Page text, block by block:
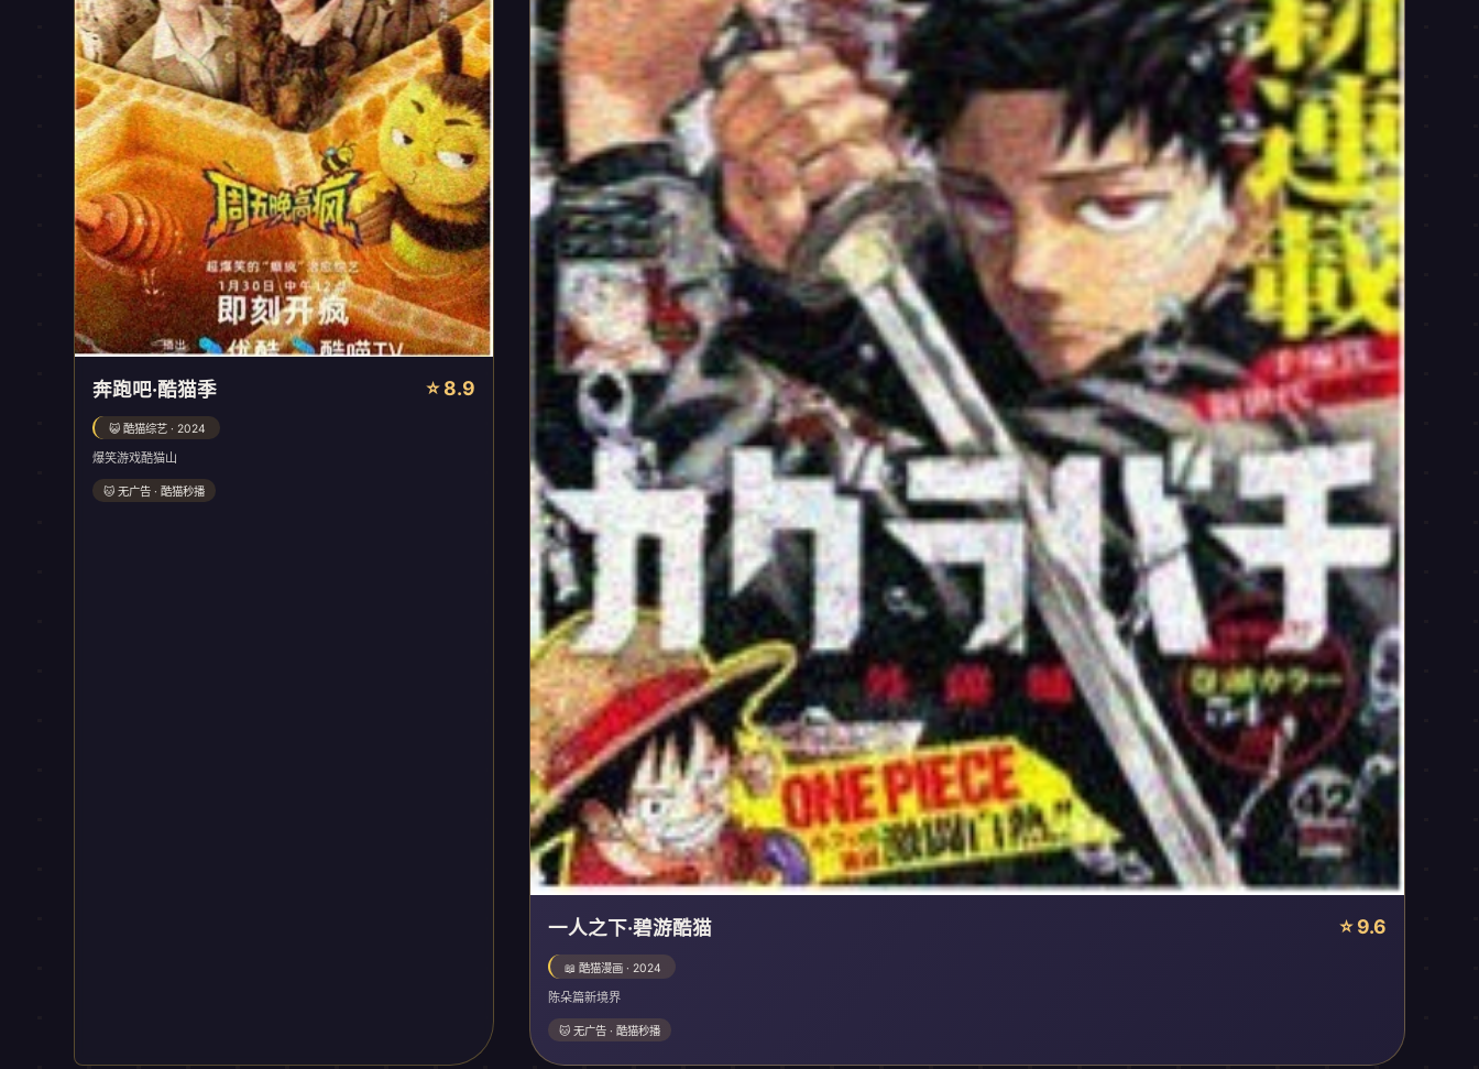
奔跑吧·酷猫季 ⭐ 8.9
😺 酷猫综艺 · 2024
爆笑游戏酷猫山
🐱 无广告 · 酷猫秒播
一人之下·碧游酷猫 ⭐ 9.6
📖 酷猫漫画 · 2024
陈朵篇新境界
🐱 无广告 · 酷猫秒播